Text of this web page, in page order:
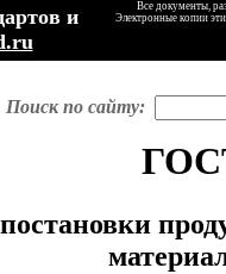
и
Все документы,
Электронные копии
Поиск по сайту: